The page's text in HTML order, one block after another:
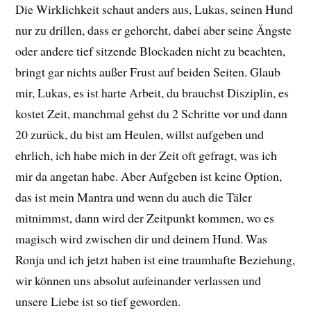
Die Wirklichkeit schaut anders aus, Lukas, seinen Hund
nur zu drillen, dass er gehorcht, dabei aber seine Ängste
oder andere tief sitzende Blockaden nicht zu beachten,
bringt gar nichts außer Frust auf beiden Seiten. Glaub
mir, Lukas, es ist harte Arbeit, du brauchst Disziplin, es
kostet Zeit, manchmal gehst du 2 Schritte vor und dann
20 zurück, du bist am Heulen, willst aufgeben und
ehrlich, ich habe mich in der Zeit oft gefragt, was ich
mir da angetan habe. Aber Aufgeben ist keine Option,
das ist mein Mantra und wenn du auch die Täler
mitnimmst, dann wird der Zeitpunkt kommen, wo es
magisch wird zwischen dir und deinem Hund. Was
Ronja und ich jetzt haben ist eine traumhafte Beziehung,
wir können uns absolut aufeinander verlassen und
unsere Liebe ist so tief geworden.